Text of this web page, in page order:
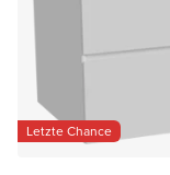
Letzte Chance